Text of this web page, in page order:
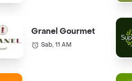
Granel Gourmet
Sab, 11 AM